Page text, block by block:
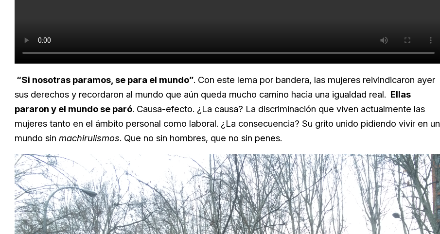
“Si nosotras paramos, se para el mundo”. Con este lema por bandera, las mujeres reivindicaron ayer
sus derechos y recordaron al mundo que aún queda mucho camino hacia una igualdad real. Ellas
pararon y el mundo se paró. Causa-efecto. ¿La causa? La discriminación que viven actualmente las
mujeres tanto en el ámbito personal como laboral. ¿La consecuencia? Su grito unido pidiendo vivir en un
mundo sin machirulismos. Que no sin hombres, que no sin penes.